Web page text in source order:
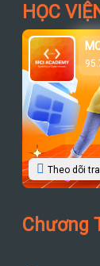
HỌC
Theo dõi
Chương